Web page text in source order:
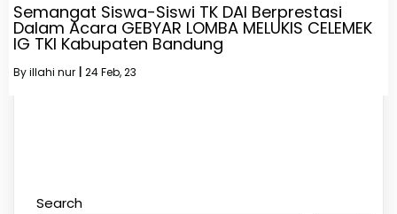
Semangat Siswa-Siswi TK DAI Berprestasi
Dalam Acara GEBYAR LOMBA MELUKIS CELEMEK
IG TKI Kabupaten Bandung
Byillahi nur 24Feb, 23
Search